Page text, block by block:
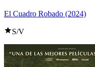
El Cuadro Robado (2024)
S/V